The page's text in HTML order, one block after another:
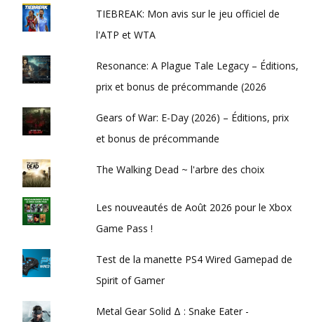
TIEBREAK: Mon avis sur le jeu officiel de
l'ATP et WTA
Resonance: A Plague Tale Legacy – Éditions,
prix et bonus de précommande (2026
Gears of War: E-Day (2026) – Éditions, prix
et bonus de précommande
The Walking Dead ~ l'arbre des choix
Les nouveautés de Août 2026 pour le Xbox
Game Pass !
Test de la manette PS4 Wired Gamepad de
Spirit of Gamer
Metal Gear Solid Δ : Snake Eater -